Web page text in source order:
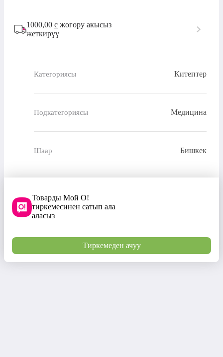
1000,00 с жогору акысыз
жеткирүү
Категориясы Китептер
Подкатегориясы Медицина
Шаар Бишкек
Товарды Мой О!
тиркемесинен сатып ала
аласыз
Тиркемеден ачуу